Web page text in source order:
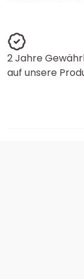
2 Jahre
auf unsere